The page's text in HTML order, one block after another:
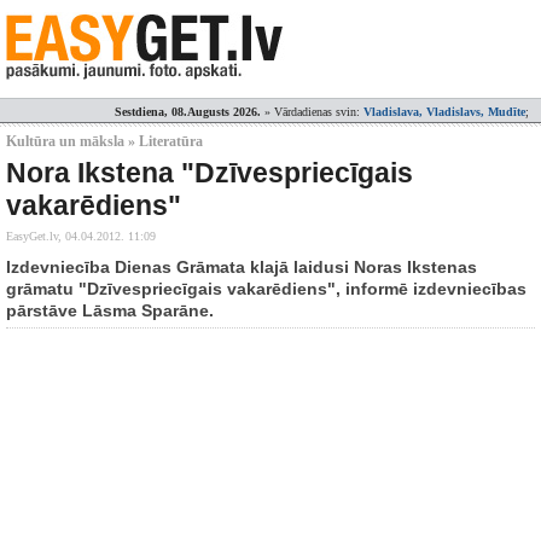
Sestdiena, 08.Augusts 2026. » Vārdadienas svin: Vladislava, Vladislavs, Mudīte;
Kultūra un māksla » Literatūra
Nora Ikstena "Dzīvespriecīgais
vakarēdiens"
EasyGet.lv, 04.04.2012. 11:09
Izdevniecība Dienas Grāmata klajā laidusi Noras Ikstenas
grāmatu "Dzīvespriecīgais vakarēdiens", informē izdevniecības
pārstāve Lāsma Sparāne.